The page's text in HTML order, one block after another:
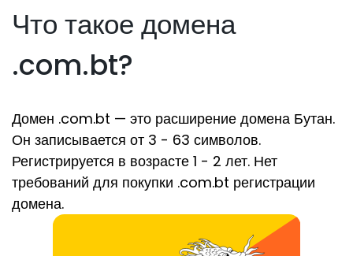
Что такое домена
.com.bt?
Домен .com.bt — это расширение домена Бутан.
Он записывается от 3 - 63 символов.
Регистрируется в возрасте 1 - 2 лет. Нет
требований для покупки .com.bt регистрации
домена.